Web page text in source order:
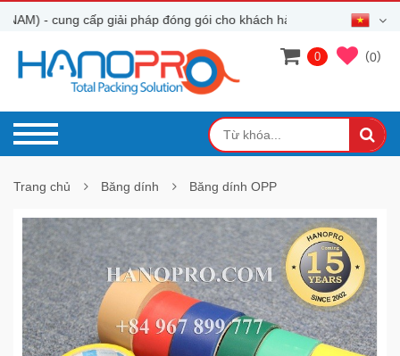
- cung cấp giải pháp đóng gói cho khách hàng
0 (0)
Trang chủ Băng dính Băng dính OPP